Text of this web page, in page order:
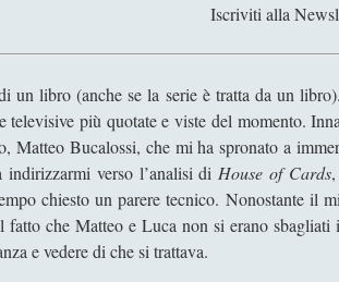
Iscriviti alla
un libro (anche se la serie è tratta da un
televisive più quotate e viste del momento.
Matteo Bucalossi, che mi ha spronato a
verso l’analisi di House of Cards
chiesto un parere tecnico. Nonostante il
fatto che Matteo e Luca non si erano
e vedere di che si trattava.